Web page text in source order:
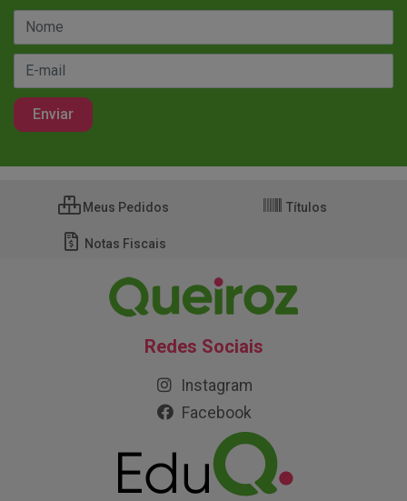
Meus Pedidos Títulos
Notas Fiscais
Redes Sociais
Instagram
Facebook